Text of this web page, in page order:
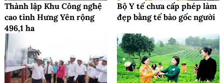
Thành lập Khu Công nghệ
cao tỉnh Hưng Yên rộng
496,1 ha
Bộ Y tế chưa cấp phép làm
đẹp bằng tế bào gốc người